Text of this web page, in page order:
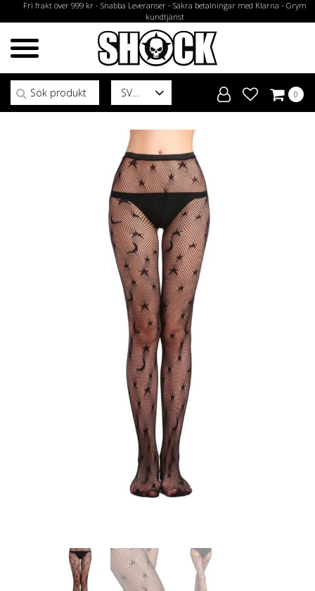
Fri frakt över 999 kr - Snabba Leveranser - Säkra betalningar med Klarna - Grym
kundtjänst
SV
Sök efter:
0